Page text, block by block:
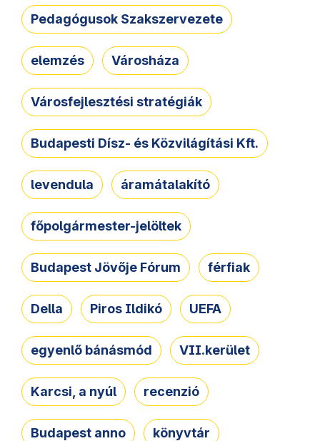
Pedagógusok Szakszervezete
elemzés Városháza
Városfejlesztési stratégiák
Budapesti Dísz- és Közvilágítási Kft.
levendula áramátalakító
főpolgármester-jelöltek
Budapest Jövője Fórum férfiak
Della Piros Ildikó UEFA
egyenlő bánásmód VII.kerület
Karcsi, a nyúl recenzió
Budapest anno könyvtár